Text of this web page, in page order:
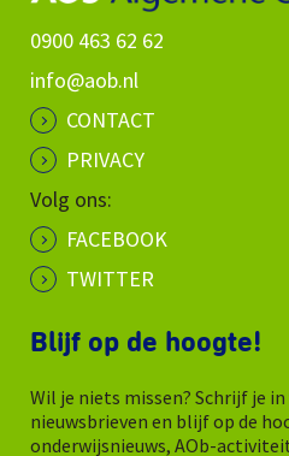
0900 463 62 62
info@aob.nl
CONTACT
PRIVACY
Volg ons:
FACEBOOK
TWITTER
Blijf op de hoogte!
Wil je niets missen? Schrijf je
nieuwsbrieven en blijf op de
onderwijsnieuws, AOb-